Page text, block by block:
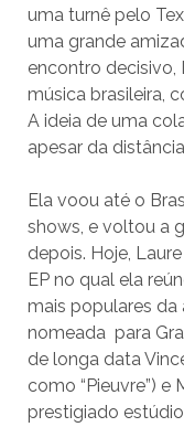
uma turnê pelo
uma grande
encontro decisivo,
música brasileira,
A ideia de uma
apesar da
Ela voou até o
shows, e voltou a
depois. Hoje,
EP no qual ela
mais populares
nomeada para
de longa data
como “Pieuvre”) e
prestigiado